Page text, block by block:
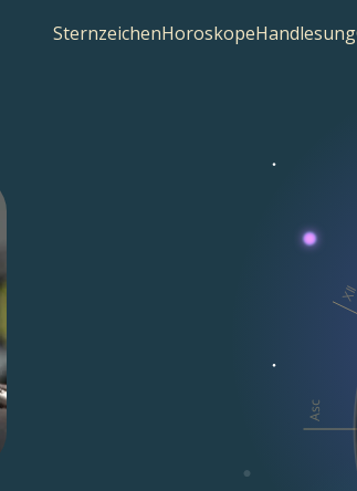
SternzeichenHoroskopeHandlesung
Asc
XII